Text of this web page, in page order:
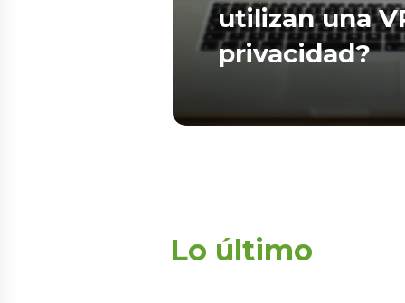
utilizan una
privacidad?
Lo último